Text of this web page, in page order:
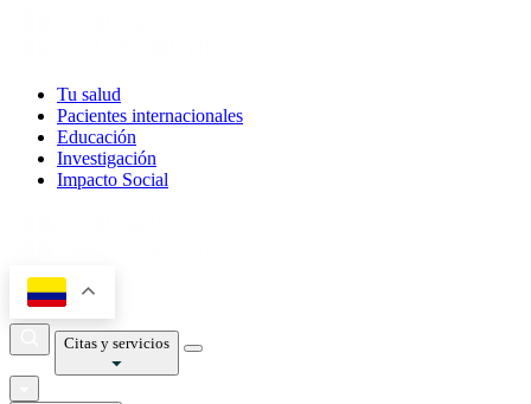
Tu salud
Pacientes internacionales
Educación
Investigación
Impacto Social
Citas y servicios